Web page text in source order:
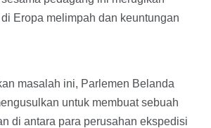
Eropa melimpah dan keuntungan
masalah ini, Parlemen Belanda
untuk membuat sebuah
di antara para perusahan ekspedisi